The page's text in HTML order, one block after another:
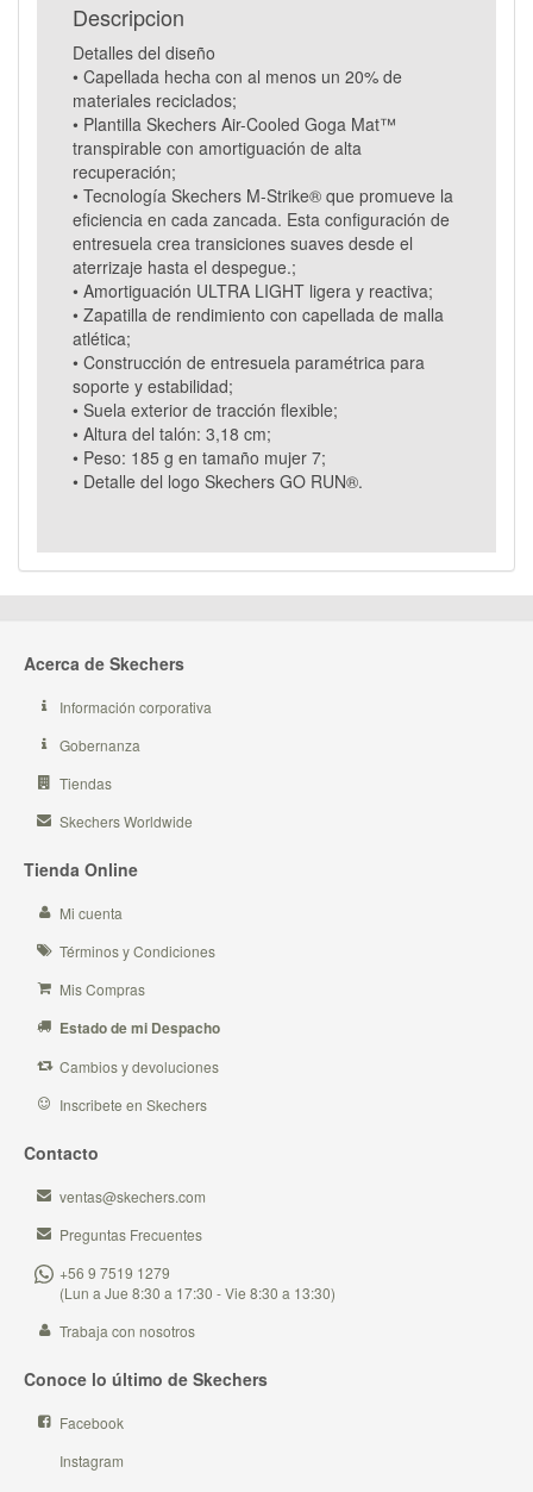
Descripcion
Detalles del diseño
• Capellada hecha con al menos un 20% de
materiales reciclados;
• Plantilla Skechers Air-Cooled Goga Mat™
transpirable con amortiguación de alta
recuperación;
• Tecnología Skechers M-Strike® que promueve la
eficiencia en cada zancada. Esta configuración de
entresuela crea transiciones suaves desde el
aterrizaje hasta el despegue.;
• Amortiguación ULTRA LIGHT ligera y reactiva;
• Zapatilla de rendimiento con capellada de malla
atlética;
• Construcción de entresuela paramétrica para
soporte y estabilidad;
• Suela exterior de tracción flexible;
• Altura del talón: 3,18 cm;
• Peso: 185 g en tamaño mujer 7;
• Detalle del logo Skechers GO RUN®.
Acerca de Skechers
Información corporativa
Gobernanza
Tiendas
Skechers Worldwide
Tienda Online
Mi cuenta
Términos y Condiciones
Mis Compras
Estado de mi Despacho
Cambios y devoluciones
Inscribete en Skechers
Contacto
ventas@skechers.com
Preguntas Frecuentes
+56 9 7519 1279
(Lun a Jue 8:30 a 17:30 - Vie 8:30 a 13:30)
Trabaja con nosotros
Conoce lo último de Skechers
Facebook
Instagram